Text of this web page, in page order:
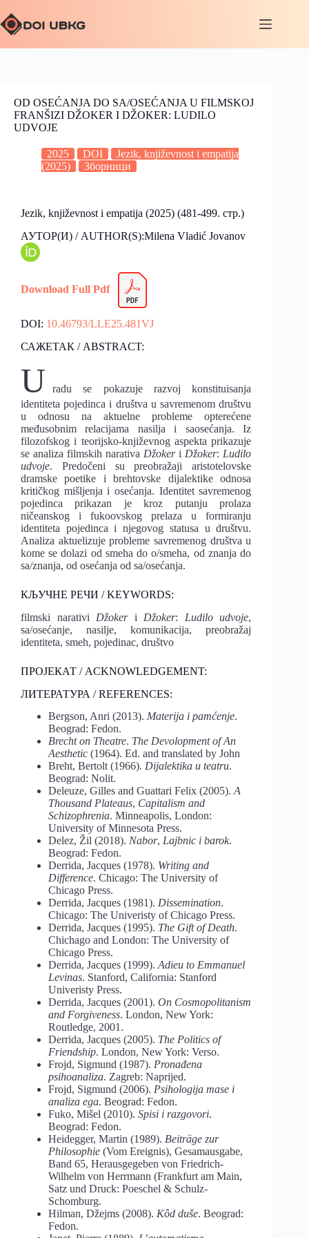
OD OSEĆANJA DO SA/OSEĆANJA U FILMSKOJ
FRANŠIZI DŽOKER I DŽOKER: LUDILO
UDVOJE
2025 DOI
Jezik, književnost i empatija
(2025)
Зборници
Jezik, književnost i empatija (2025) (481-499. стр.)
АУТОР(И) / AUTHOR(S):Milena Vladić Jovanov
Download Full Pdf
DOI: 10.46793/LLE25.481VJ
САЖЕТАК / ABSTRACT:
U
radu se pokazuje razvoj konstituisanja
identiteta pojedinca i društva u savremenom društvu
u odnosu na aktuelne probleme opterećene
međusobnim relacijama nasilja i saosećanja. Iz
filozofskog i teorijsko-književnog aspekta prikazuje
se analiza filmskih narativa Džokeri Džoker: Ludilo
udvoje. Predočeni su preobražaji aristotelovske
dramske poetike i brehtovske dijalektike odnosa
kritičkog mišljenja i osećanja. Identitet savremenog
pojedinca prikazan je kroz putanju prolaza
ničeanskog i fukoovskog prelaza u formiranju
identiteta pojedinca i njegovog statusa u društvu.
Analiza aktuelizuje probleme savremenog društva u
kome se dolazi od smeha do o/smeha, od znanja do
sa/znanja, od osećanja od sa/osećanja.
КЉУЧНЕ РЕЧИ / KEYWORDS:
filmski narativi Džokeri Džoker: Ludilo udvoje,
sa/osećanje, nasilje, komunikacija, preobražaj
identiteta, smeh, pojedinac, društvo
ПРОЈЕКАТ / ACKNOWLEDGEMENT:
ЛИТЕРАТУРА / REFERENCES:
Bergson, Anri (2013). Materija i pamćenje.
Beograd: Fedon.
Brecht on Theatre. The Devolopment of An
Aesthetic (1964). Ed. and translated by John
Breht, Bertolt (1966). Dijalektika u teatru.
Beograd: Nolit.
Deleuze, Gilles and Guattari Felix (2005). A
Thousand Plateaus, Capitalism and
Schizophrenia. Minneapolis, London:
University of Minnesota Press.
Delez, Žil (2018). Nabor, Lajbnic i barok.
Beograd: Fedon.
Derrida, Jacques (1978). Writing and
Difference. Chicago: The University of
Chicago Press.
Derrida, Jacques (1981). Dissemination.
Chicago: The Univeristy of Chicago Press.
Derrida, Jacques (1995). The Gift of Death.
Chichago and London: The University of
Chicago Press.
Derrida, Jacques (1999). Adieu to Emmanuel
Levinas. Stanford, California: Stanford
Univeristy Press.
Derrida, Jacques (2001). On Cosmopolitanism
and Forgiveness. London, New York:
Routledge, 2001.
Derrida, Jacques (2005). The Politics of
Friendship. London, New York: Verso.
Frojd, Sigmund (1987). Pronađena
psihoanaliza. Zagreb: Naprijed.
Frojd, Sigmund (2006). Psihologija mase i
analiza ega. Beograd: Fedon.
Fuko, Mišel (2010). Spisi i razgovori.
Beograd: Fedon.
Heidegger, Martin (1989). Beiträge zur
Philosophie (Vom Ereignis), Gesamausgabe,
Band 65, Herausgegeben von Friedrich-
Wilhelm von Herrmann (Frankfurt am Main,
Satz und Druck: Poeschel & Schulz-
Schomburg.
Hilman, Džejms (2008). Kôd duše. Beograd:
Fedon.